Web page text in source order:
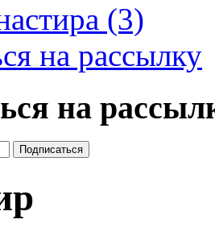
(3)
на рассылку
на